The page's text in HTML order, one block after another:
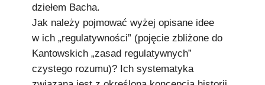
dziełem Bacha.
Jak należy pojmować wyżej opisane idee
w ich „regulatywności” (pojęcie zbliżone do
Kantowskich „zasad regulatywnych”
czystego rozumu)? Ich systematyka